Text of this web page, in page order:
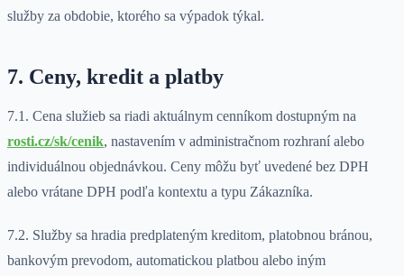
služby za obdobie, ktorého sa výpadok týkal.
7. Ceny, kredit a platby
7.1. Cena služieb sa riadi aktuálnym cenníkom dostupným na
rosti.cz/sk/cenik, nastavením v administračnom rozhraní alebo
individuálnou objednávkou. Ceny môžu byť uvedené bez DPH
alebo vrátane DPH podľa kontextu a typu Zákazníka.
7.2. Služby sa hradia predplateným kreditom, platobnou bránou,
bankovým prevodom, automatickou platbou alebo iným